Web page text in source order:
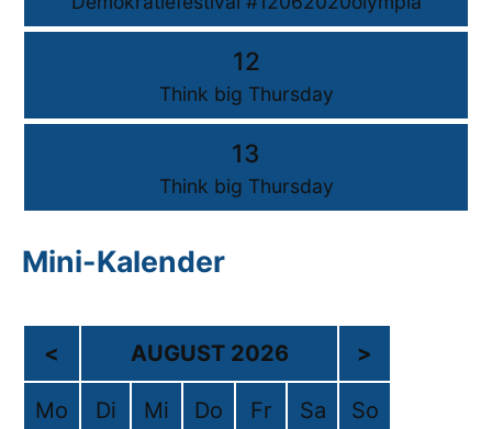
12
Think big Thursday
13
Think big Thursday
Mini-Kalender
< AUGUST 2026 >
Mo Di Mi Do Fr Sa So